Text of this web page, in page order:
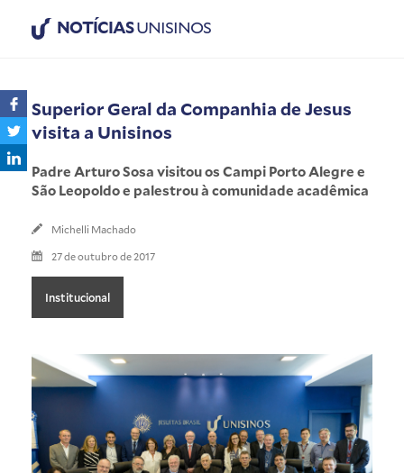
NOTÍCIASUNISINOS
Superior Geral da Companhia de Jesus
visita a Unisinos
Padre Arturo Sosa visitou os Campi Porto Alegre e
São Leopoldo e palestrou à comunidade acadêmica
Michelli Machado
27 de outubro de 2017
Institucional